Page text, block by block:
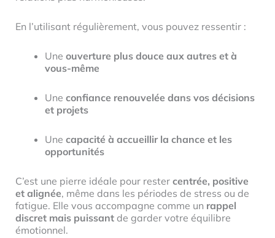
En l’utilisant régulièrement, vous pouvez ressentir :
Une ouverture plus douce aux autres et à
vous-même
Une confiance renouvelée dans vos décisions
et projets
Une capacité à accueillir la chance et les
opportunités
C’est une pierre idéale pour rester centrée, positive
et alignée, même dans les périodes de stress ou de
fatigue. Elle vous accompagne comme un rappel
discret mais puissant de garder votre équilibre
émotionnel.